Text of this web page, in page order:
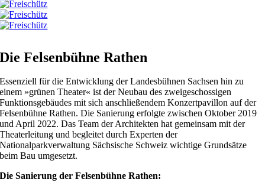
Die Felsenbühne Rathen
Essenziell für die Entwicklung der Landesbühnen Sachsen hin zu
einem »grünen Theater« ist der Neubau des zweigeschossigen
Funktionsgebäudes mit sich anschließendem Konzertpavillon auf der
Felsenbühne Rathen. Die Sanierung erfolgte zwischen Oktober 2019
und April 2022. Das Team der Architekten hat gemeinsam mit der
Theaterleitung und begleitet durch Experten der
Nationalparkverwaltung Sächsische Schweiz wichtige Grundsätze
beim Bau umgesetzt.
Die Sanierung der Felsenbühne Rathen: